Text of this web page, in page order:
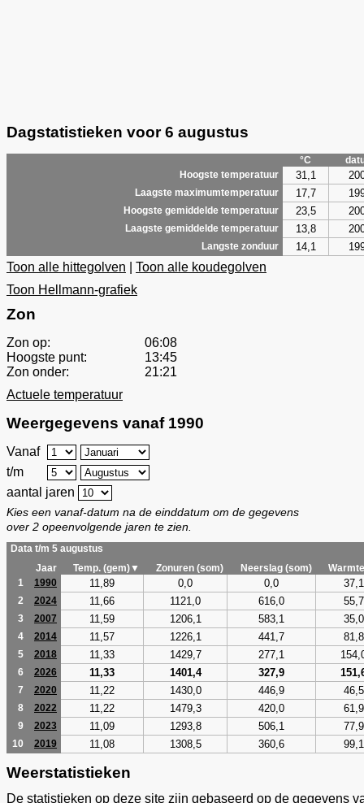
Dagstatistieken voor 6 augustus
°C
Hoogste temperatuur
31,1
Laagste maximumtemperatuur 17,7
Hoogste gemiddelde temperatuur 23,5
Laagste gemiddelde temperatuur 13,8
Langste zonduur 14,1
Toon alle hittegolven
Toon alle koudegolven
Toon Hellmann-grafiek
Zon
Zon op:
06:08
Hoogste punt:
13:45
Zon onder:
21:21
Actuele temperatuur
Weergegevens vanaf 1990
Vanaf
t/m
aantal jaren
Kies een vanaf-datum na de einddatum om de gegevens
over 2 opeenvolgende jaren te zien.
Data t/m 5 augustus
Jaar
Temp. (gem)▼ Zonuren (som) Neerslag (som)
1
1990 11,89 0,0 0,0 37,1
2 2024 11,66 1121,0 616,0 55,7
3 2007 11,59 1206,1 583,1 35,0
4 2014 11,57 1226,1 441,7 81,8
5 2018 11,33 1429,7 277,1
6 2026 11,33 1401,4 327,9
7 2020 11,22 1430,0 446,9 46,5
8 2022 11,22 1479,3 420,0 61,9
9 2023 11,09 1293,8 506,1 77,9
10 2019 11,08 1308,5 360,6 99,1
Weerstatistieken
De statistieken op deze site zijn gebaseerd op de gegevens